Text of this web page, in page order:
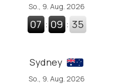
So., 9. Aug. 2026
07 : 09 : 36
Sydney
So., 9. Aug. 2026